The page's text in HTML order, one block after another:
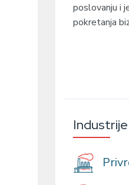
poslovanju i
pokretanja
Industrije